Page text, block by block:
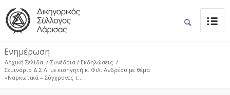
Ενημέρωση
Αρχική Σελίδα / Συνέδρια / Εκδηλώσεις /
Σεμινάριο Δ.Σ.Λ. με εισηγητή κ. Φιλ. Ανδρέου με θέμα
«Ναρκωτικά – Σύγχρονες τ...